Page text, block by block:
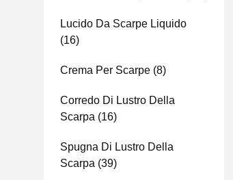
Lucido Da Scarpe Liquido
(16)
Crema Per Scarpe (8)
Corredo Di Lustro Della
Scarpa (16)
Spugna Di Lustro Della
Scarpa (39)